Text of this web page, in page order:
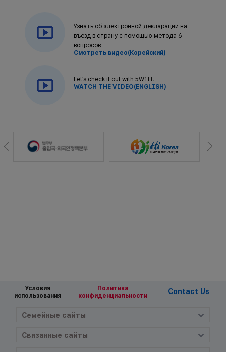
Узнать об электронной декларации на
въезд в страну с помощью метода 6
вопросов
Смотреть видео(Корейский)
Let’s check it out with 5W1H.
WATCH THE VIDEO(ENGLISH)
Условия
использования
Политика
конфиденциальности
Contact Us